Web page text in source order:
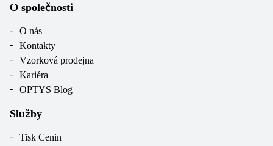
O společnosti
O nás
Kontakty
Vzorková prodejna
Kariéra
OPTYS Blog
Služby
Tisk Cenin